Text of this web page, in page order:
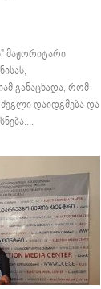
მაჟორიტარი
განაცხადა, რომ
დაიდგმება და